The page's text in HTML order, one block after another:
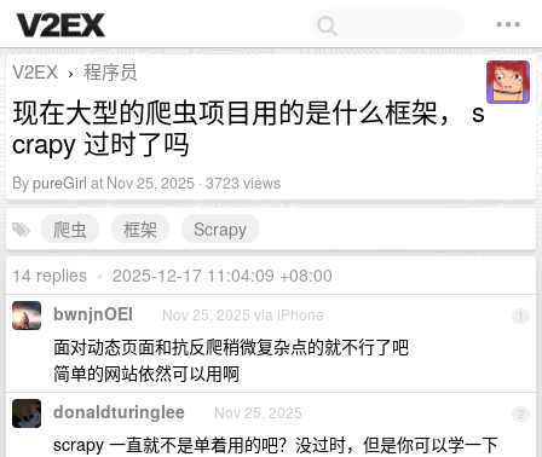
V2EX › 程序员
现在大型的爬虫项目用的是什么框架， s
crapy 过时了吗
BypureGirl at Nov 25, 2025 · 3723 views
爬虫 框架
Scrapy
14 replies • 2025-12-17 11:04:09 +08:00
1
bwnjnOEI Nov 25, 2025 via iPhone
面对动态页面和抗反爬稍微复杂点的就不行了吧
简单的网站依然可以用啊
2
donaldturinglee Nov 25, 2025
scrapy 一直就不是单着用的吧？没过时，但是你可以学一下